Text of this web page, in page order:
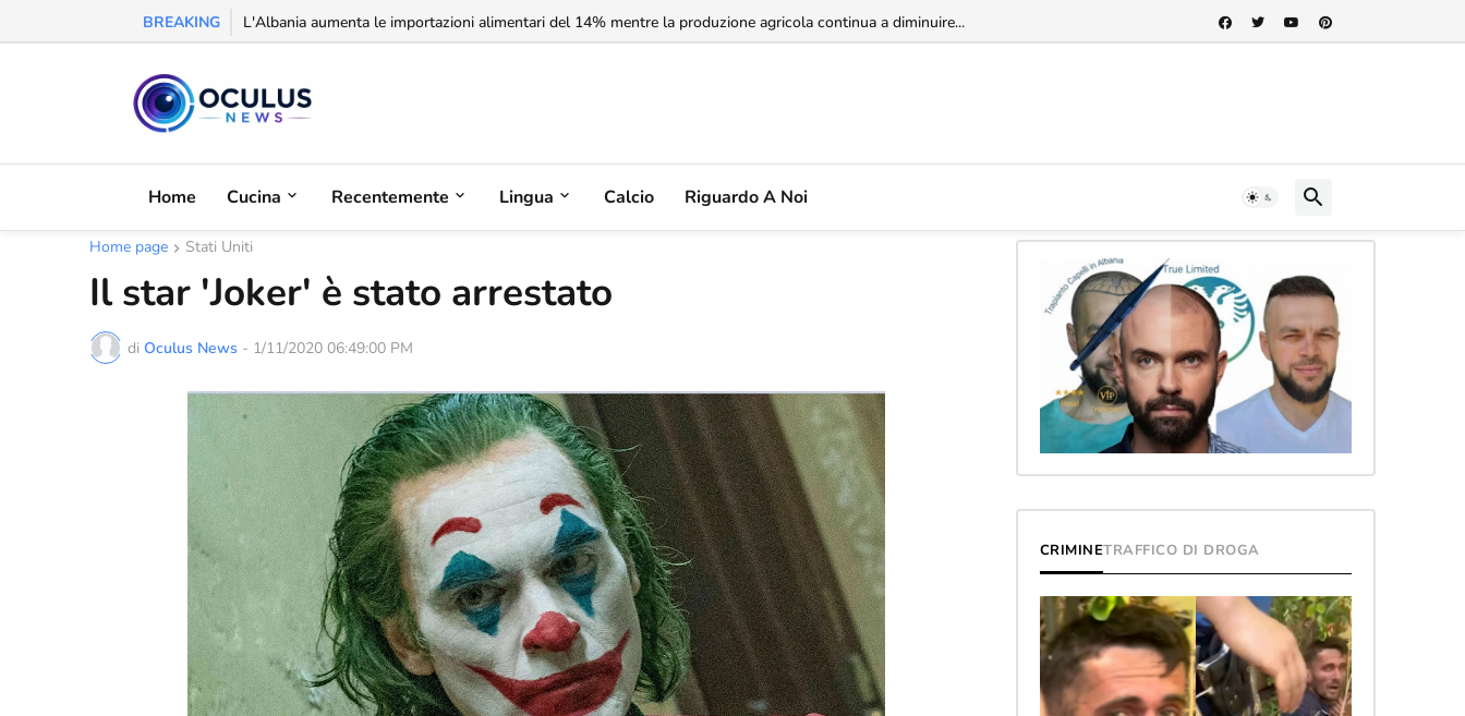
BREAKING L'Albania aumenta le importazioni alimentari del 14% mentre la produzione agricola continua a diminuire...
Riconoscimento alla balcanica: la Serbia non riconosce il Kosovo, ma l'Albania potrebbe riconoscere la Serbia nel cuore della storia albanese...
Home Cucina Recentemente Lingua Calcio Riguardo A Noi
Home page Stati Uniti
Il star 'Joker' è stato arrestato
di Oculus News - 1/11/2020 06:49:00 PM
CRIMINETRAFFICO DI DROGA